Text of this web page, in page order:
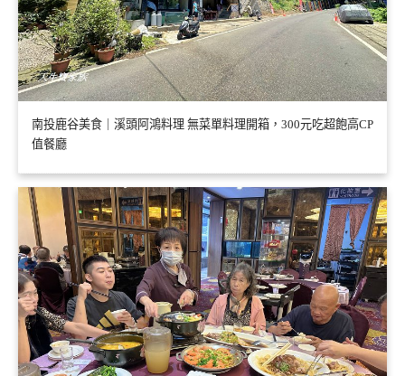
南投鹿谷美食｜溪頭阿鴻料理 無菜單料理開箱，300元吃超飽高CP
值餐廳